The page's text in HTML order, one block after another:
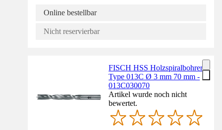
Online bestellbar
Nicht reservierbar
FISCH HSS Holzspiralbohrer
Type 013C Ø 3 mm 70 mm -
013C030070
Artikel wurde noch nicht
bewertet.